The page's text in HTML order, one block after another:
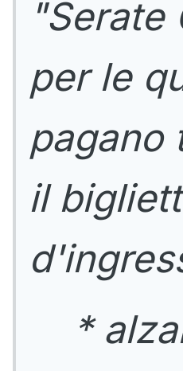
"Serate
per le
pagano
il
*